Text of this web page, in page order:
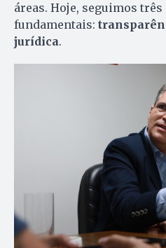
áreas. Hoje, seguimos
fundamentais:
jurídica.